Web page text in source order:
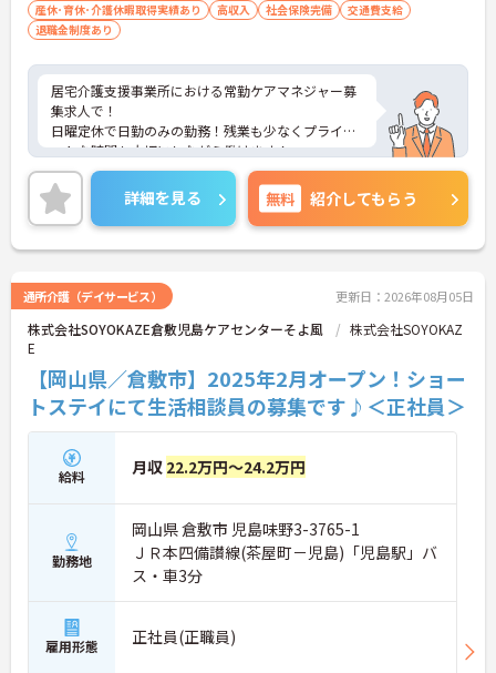
産休･育休･介護休暇取得実績あり
高収入 社会保険完備
交通費支給
退職金制度あり
居宅介護支援事業所における常勤ケアマネジャー募
集求人で！
日曜定休で日勤のみの勤務！残業も少なくプライベ
ートな時間も大切にしながら働けます！
ご興味ある方には、面接のポイントなど、さらに詳
細をお話致しますのでお気軽にご相談ください。
詳細を見る 無料 紹介してもらう
通所介護（デイサービス） 更新日：2026年08月05日
株式会社SOYOKAZE倉敷児島ケアセンターそよ風
株式会社SOYOKAZ
E
【岡山県／倉敷市】2025年2月オープン！ショー
トステイにて生活相談員の募集です♪＜正社員＞
給料 月収 22.2万円～24.2万円
勤務地
岡山県 倉敷市 児島味野3-3765-1
ＪＲ本四備讃線(茶屋町－児島)「児島駅」バ
ス・車3分
雇用形態 正社員(正職員)